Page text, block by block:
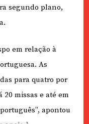
segundo plano,
em relação à
As
para quatro por
missas e até em
apontou